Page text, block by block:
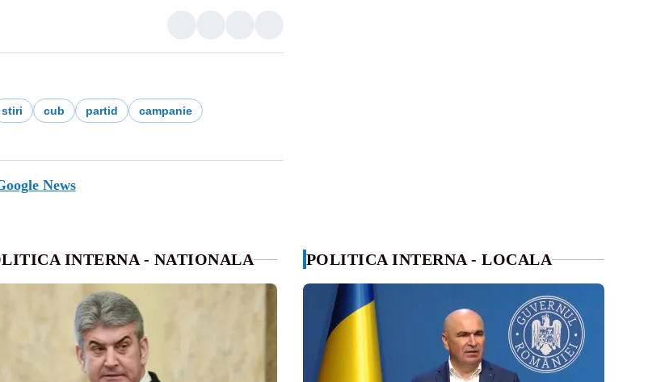
stiri cub partid
campanie
News
INTERNA - NATIONALA POLITICA INTERNA - LOCALA